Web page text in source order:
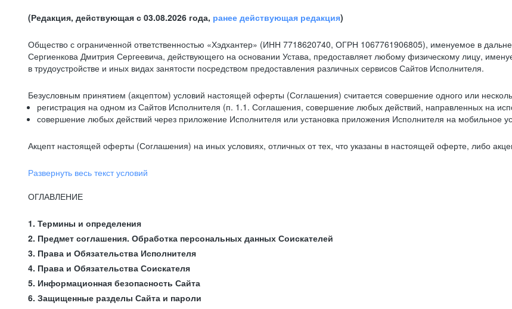
(Редакция, действующая с 03.08.2026 года, ранее действующая редакция)
Общество с ограниченной ответственностью «Хэдхантер» (ИНН 7718620740, ОГРН 1067761906805), именуемое в
Сергиенкова Дмитрия Сергеевича, действующего на основании Устава, предоставляет любому физическому лицу,
в трудоустройстве и иных видах занятости посредством предоставления различных сервисов Сайтов Исполнителя.
Безусловным принятием (акцептом) условий настоящей оферты (Соглашения) считается совершение одного или
регистрация на одном из Сайтов Исполнителя (п. 1.1. Соглашения, совершение любых действий, направленных на
совершение любых действий через приложение Исполнителя или установка приложения Исполнителя на мобильное
Акцепт настоящей оферты (Соглашения) на иных условиях, отличных от тех, что указаны в настоящей оферте, либо
Развернуть весь текст условий
ОГЛАВЛЕНИЕ
1. Термины и определения
2. Предмет соглашения. Обработка персональных данных Соискателей
3. Права и Обязательства Исполнителя
4. Права и Обязательства Соискателя
5. Информационная безопасность Сайта
6. Защищенные разделы Сайта и пароли